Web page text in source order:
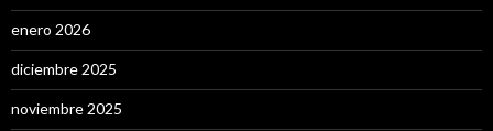
enero 2026
diciembre 2025
noviembre 2025